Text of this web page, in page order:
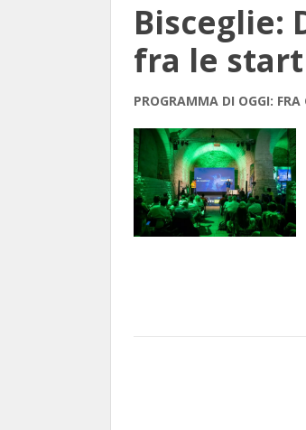
Bisceglie:
fra le
PROGRAMMA DI OGGI: